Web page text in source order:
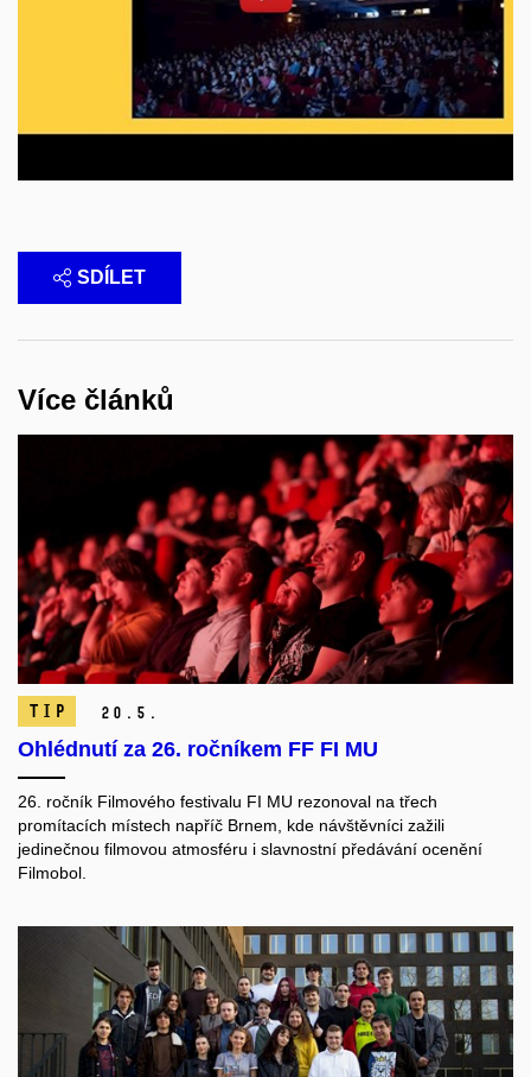
Otevřít na youtube.com
SDÍLET
Více článků
TIP 20. 5.
Ohlédnutí za 26. ročníkem FF FI MU
26. ročník Filmového festivalu FI MU rezonoval na třech
promítacích místech napříč Brnem, kde návštěvníci zažili
jedinečnou filmovou atmosféru i slavnostní předávání ocenění
Filmobol.